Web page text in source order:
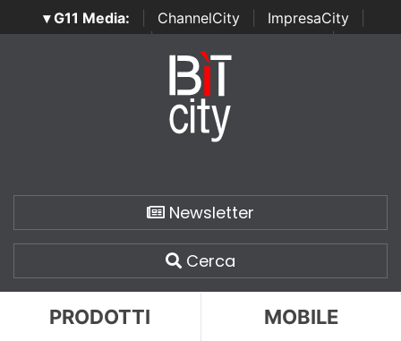
▾ G11 Media: ChannelCity ImpresaCity
SecurityOpenLab | Italian Channel Awards | Italian
Italian Security Awards
Newsletter
Cerca
PRODOTTI MOBILE